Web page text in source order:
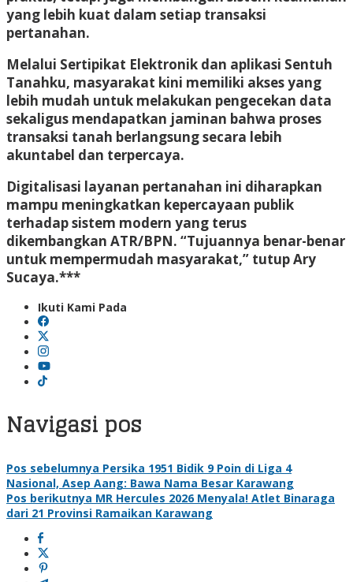
yang lebih kuat dalam setiap transaksi
pertanahan.
Melalui Sertipikat Elektronik dan aplikasi Sentuh
Tanahku, masyarakat kini memiliki akses yang
lebih mudah untuk melakukan pengecekan data
sekaligus mendapatkan jaminan bahwa proses
transaksi tanah berlangsung secara lebih
akuntabel dan terpercaya.
Digitalisasi layanan pertanahan ini diharapkan
mampu meningkatkan kepercayaan publik
terhadap sistem modern yang terus
dikembangkan ATR/BPN. “Tujuannya benar-benar
untuk mempermudah masyarakat,” tutup Ary
Sucaya.***
Ikuti Kami Pada
Navigasi pos
Pos sebelumnya Persika 1951 Bidik 9 Poin di Liga 4
Nasional, Asep Aang: Bawa Nama Besar Karawang
Pos berikutnya MR Hercules 2026 Menyala! Atlet Binaraga
dari 21 Provinsi Ramaikan Karawang